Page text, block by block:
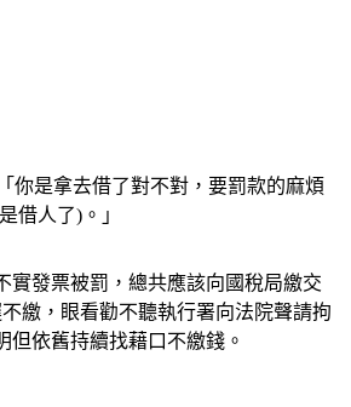
你是拿去借了對不對，要罰款的麻煩
借人了)。」
實發票被罰，總共應該向國稅局繳交
繳，眼看勸不聽執行署向法院聲請拘
但依舊持續找藉口不繳錢。